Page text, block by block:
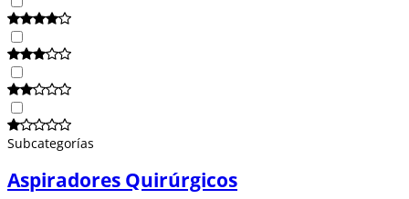
Subcategorías
Aspiradores Quirúrgicos